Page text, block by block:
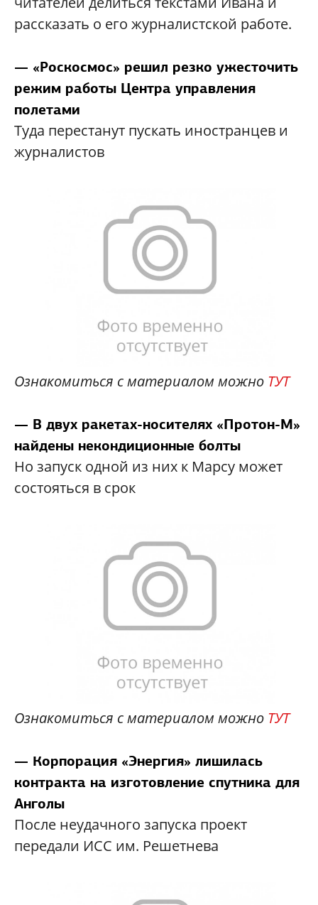
рассказать о его журналистской работе.
— «Роскосмос» решил резко ужесточить
режим работы Центра управления
полетами
Туда перестанут пускать иностранцев и
журналистов
Ознакомиться с материалом можно ТУТ
— В двух ракетах-носителях «Протон-М»
найдены некондиционные болты
Но запуск одной из них к Марсу может
состояться в срок
Ознакомиться с материалом можно ТУТ
— Корпорация «Энергия» лишилась
контракта на изготовление спутника для
Анголы
После неудачного запуска проект
передали ИСС им. Решетнева